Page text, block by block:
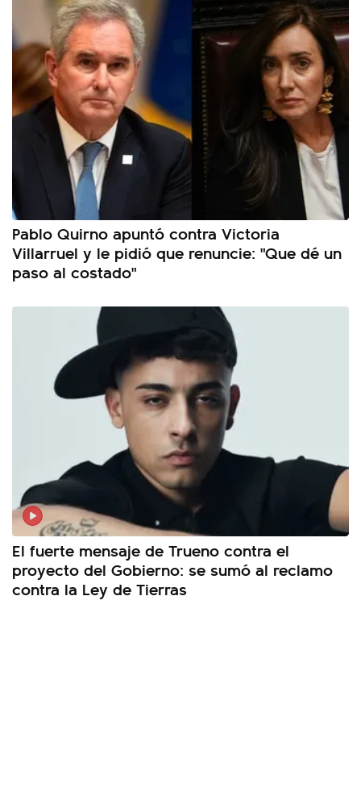
Pablo Quirno apuntó contra Victoria
Villarruel y le pidió que renuncie: "Que dé un
paso al costado"
El fuerte mensaje de Trueno contra el
proyecto del Gobierno: se sumó al reclamo
contra la Ley de Tierras